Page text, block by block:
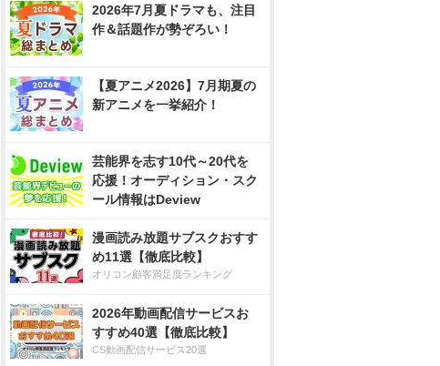
2026年7月夏ドラマも、注目
作＆話題作が勢ぞろい！
【夏アニメ2026】7月期夏の
新アニメを一挙紹介！
芸能界を志す10代～20代を
応援！オーディション・スク
ール情報はDeview
漫画読み放題サブスクおすす
め11選【徹底比較】
オリコン顧客満足度ランキング
2026年動画配信サービスお
すすめ40選【徹底比較】
CS動画配信サービス20選